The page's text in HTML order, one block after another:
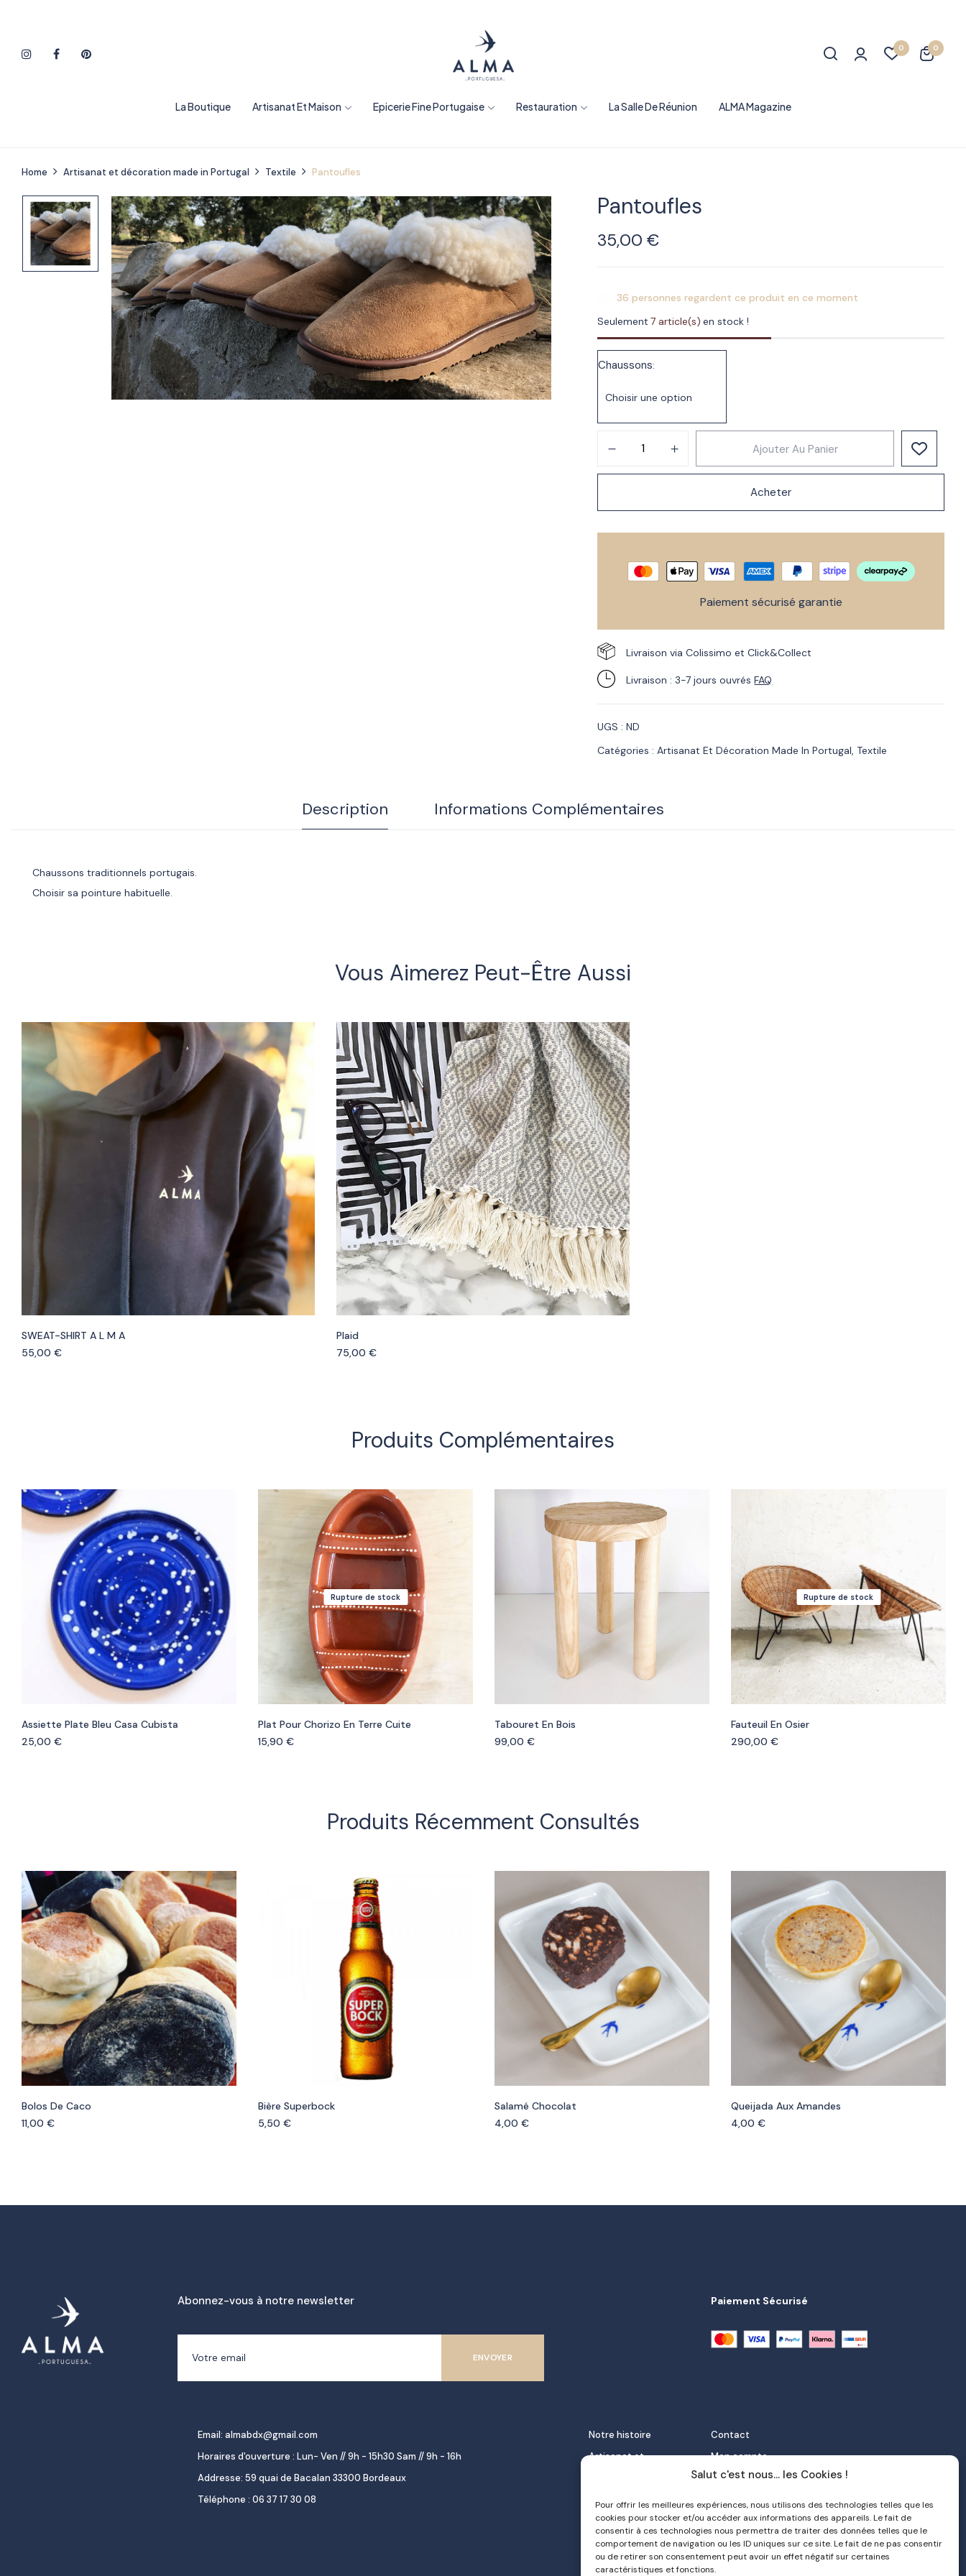
Salut c'est nous... les Cookies !
Pour offrir les meilleures expériences, nous utilisons des technologies telles que les
cookies pour stocker et/ou accéder aux informations des appareils. Le fait de
consentir à ces technologies nous permettra de traiter des données telles que le
comportement de navigation ou les ID uniques sur ce site. Le fait de ne pas consentir
ou de retirer son consentement peut avoir un effet négatif sur certaines
caractéristiques et fonctions.
0 0
La Boutique Artisanat Et Maison Epicerie Fine Portugaise Restauration La Salle De Réunion ALMA Magazine
Home Artisanat et décoration made in Portugal Textile Pantoufles
Pantoufles
35,00€
36 personnes regardent ce produit en ce moment
Seulement 7 article(s) en stock !
Chaussons
Ajouter Au Panier
Acheter
Paiement sécurisé garantie
Livraison via Colissimo et Click&Collect
Livraison : 3-7 jours ouvrésFAQ
UGS :ND
Catégories :Artisanat Et Décoration Made In Portugal, Textile
Description Informations Complémentaires
Chaussons traditionnels portugais.
Choisir sa pointure habituelle.
Vous Aimerez Peut-Être Aussi
SWEAT-SHIRT A L M A
55,00 €
Plaid
75,00 €
Produits Complémentaires
Assiette Plate Bleu Casa Cubista
25,00 €
Rupture de stock
Plat Pour Chorizo En Terre Cuite
15,90 €
Tabouret En Bois
99,00 €
Rupture de stock
Fauteuil En Osier
290,00 €
Produits Récemment Consultés
Bolos De Caco
11,00 €
Bière Superbock
5,50 €
Salamé Chocolat
4,00 €
Queijada Aux Amandes
4,00 €
Abonnez-vous à notre newsletter Paiement Sécurisé
Email: almabdx@gmail.com
Horaires d'ouverture : Lun- Ven // 9h - 15h30 Sam // 9h - 16h
Addresse: 59 quai de Bacalan 33300 Bordeaux
Téléphone : 06 37 17 30 08
Notre histoire
Artisanat et
Épicerie fine et
gourmet
Repas à emporter
Le pastel de nata
Contact
Mon compte
FAQ
Livraison
Politique de confidentialité
CGV